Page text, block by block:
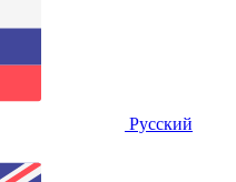
Русский